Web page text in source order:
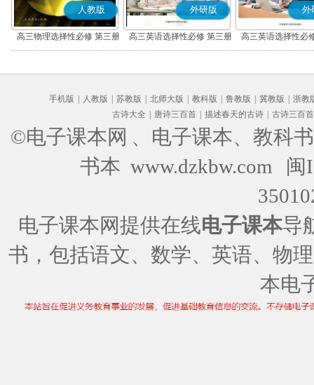
人教版
高三物理选择性必修 第三册
外研版
高三英语选择性必修 第三册
外
高三英语选择性必
手机版 人教版 苏教版 北师大版 教科版 鲁教版 冀教版
浙教
古诗大全
唐诗三百首 描述春天的古诗 古诗三百首
©电子课本网 、电子课本、教科
书本 www.dzkbw.com
闽
电子课本网提供在线电子课本导
书，包括语文、数学、英语、物
本电